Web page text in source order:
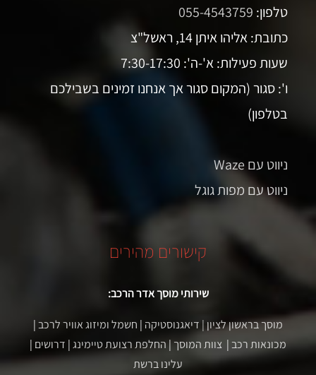
טלפון: 055-4543759
כתובת: אליהו איתן 14, ראשל"צ
שעות פעילות: א'-ה': 7:30-17:30
ו': סגור (המקום סגור אך אנחנו זמינים בשבילכם
בטלפון)
ניווט עם Waze
ניווט עם מפות גוגל
קישורים מהירים
שירותי מוסך אדר הרכב:
מוסך בראשון לציון | דיאגנוסטיקה | חשמל ומיזוג אוויר לרכב|
מכונאות רכב| צוות המוסך| החלפת רצועת טיימינג| דרושים |
עלינו ברשת